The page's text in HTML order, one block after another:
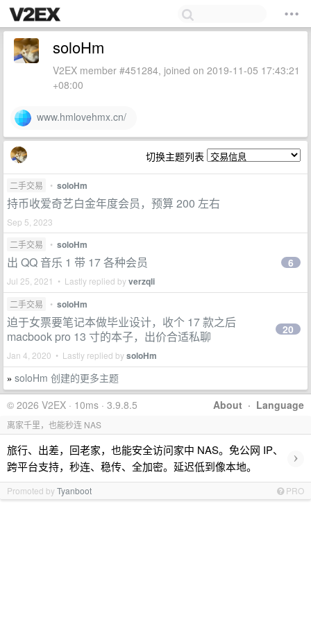
soloHm
V2EX member #451284, joined on 2019-11-05 17:43:21
+08:00
www.hmlovehmx.cn/
切换主题列表
二手交易 • soloHm
持币收爱奇艺白金年度会员，预算 200 左右
Sep 5, 2023
二手交易
• soloHm
出 QQ 音乐 1 带 17 各种会员
Jul 25, 2021 • Lastly replied byverzqli
6
二手交易 • soloHm
迫于女票要笔记本做毕业设计，收个 17 款之后
macbook pro 13 寸的本子，出价合适私聊
Jan 4, 2020 • Lastly replied bysoloHm
20
» soloHm 创建的更多主题
About · Language
© 2026 V2EX · 10ms · 3.9.8.5
离家千里，也能秒连 NAS
旅行、出差，回老家，也能安全访问家中 NAS。免公网 IP、
跨平台支持，秒连、稳传、全加密。延迟低到像本地。
›
Promoted byTyanboot PRO